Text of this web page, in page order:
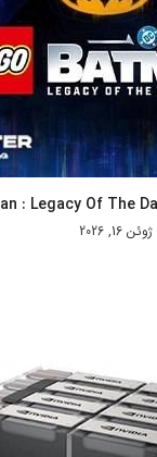
ژوئن 16, 2026